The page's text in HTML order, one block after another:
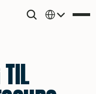
Select Language